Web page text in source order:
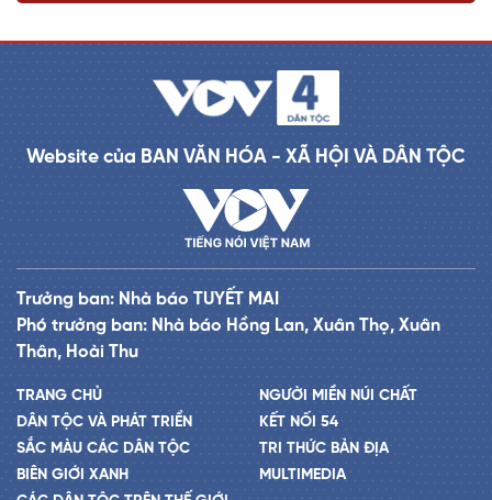
Website của BAN VĂN HÓA - XÃ HỘI VÀ DÂN TỘC
Trưởng ban: Nhà báo TUYẾT MAI
Phó trưởng ban: Nhà báo Hồng Lan, Xuân Thọ, Xuân
Thân, Hoài Thu
TRANG CHỦ
DÂN TỘC VÀ PHÁT TRIỂN
SẮC MÀU CÁC DÂN TỘC
BIÊN GIỚI XANH
NGƯỜI MIỀN NÚI CHẤT
KẾT NỐI 54
TRI THỨC BẢN ĐỊA
MULTIMEDIA